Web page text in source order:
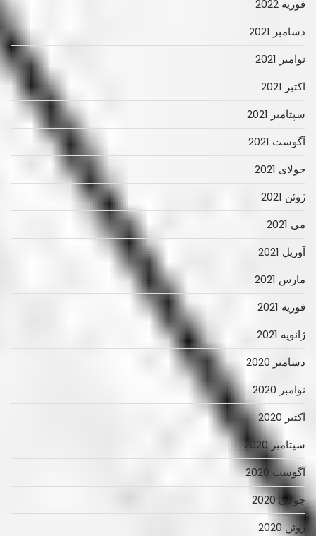
فوریه 2022
دسامبر 2021
نوامبر 2021
اکتبر 2021
سپتامبر 2021
آگوست 2021
جولای 2021
ژوئن 2021
می 2021
آوریل 2021
مارس 2021
فوریه 2021
ژانویه 2021
دسامبر 2020
نوامبر 2020
اکتبر 2020
سپتامبر 2020
آگوست 2020
جولای 2020
ژوئن 2020